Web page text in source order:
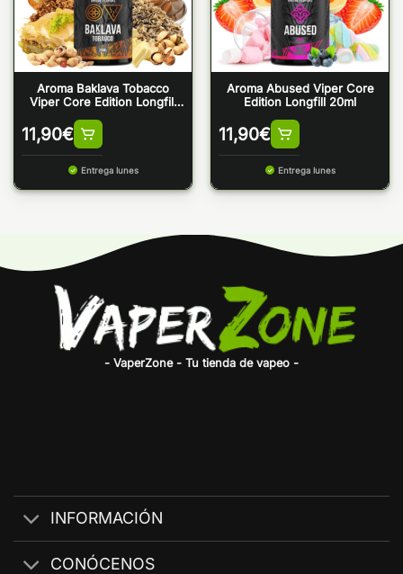
Aroma Baklava Tobacco
Viper Core Edition Longfill
11,90€
Entrega lunes
Aroma Abused Viper Core
Edition Longfill 20ml
11,90€
Entrega lunes
- VaperZone - Tu tienda de vapeo -
INFORMACIÓN
CONÓCENOS